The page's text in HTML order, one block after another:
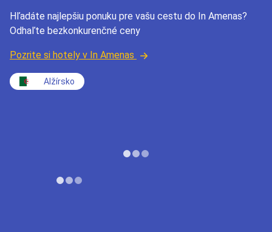
Hľadáte najlepšiu ponuku pre vašu cestu do In Amenas?
Odhaľte bezkonkurenčné ceny
Pozrite si hotely v In Amenas
Alžírsko